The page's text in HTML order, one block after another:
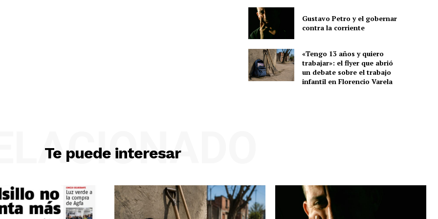
Gustavo Petro y el gobernar
contra la corriente
«Tengo 13 años y quiero
trabajar»: el flyer que abrió
un debate sobre el trabajo
infantil en Florencio Varela
Te puede interesar